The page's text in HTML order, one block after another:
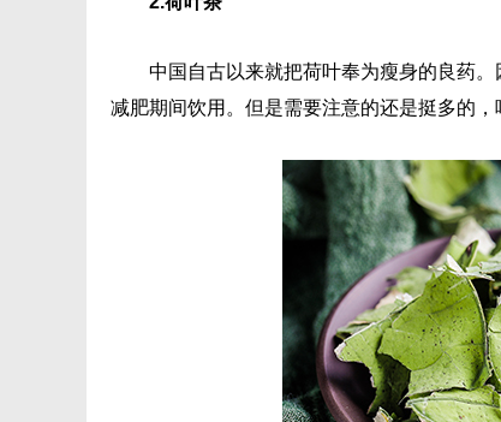
中国自古以来就把荷叶奉为瘦身的良药
减肥期间饮用。但是需要注意的还是挺多的